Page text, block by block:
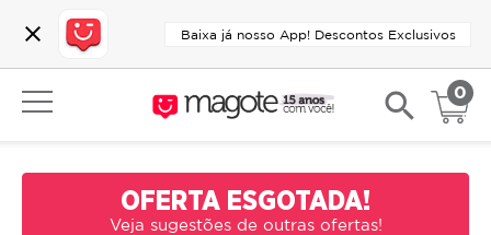
close Baixa já nosso App! Descontos Exclusivos
search 0
OFERTA ESGOTADA!
Veja sugestões de outras ofertas!